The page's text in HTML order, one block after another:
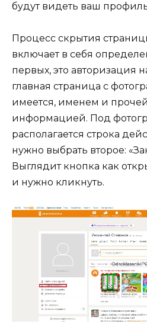
будут видеть ваш
Процесс скрытия
включает в себя
первых, это авторизация
главная страница с
имеется, именем и
информацией. Под
располагается строка
нужно выбрать второе:
Выглядит кнопка как
и нужно кликнуть.